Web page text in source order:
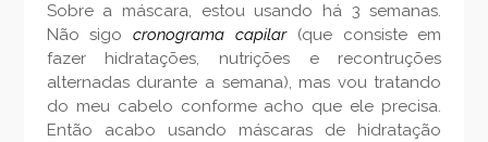
Sobre a máscara, estou usando há 3 semanas.
Não sigocronograma capilar(que consiste em
fazer hidratações, nutrições e recontruções
alternadas durante a semana), mas vou tratando
do meu cabelo conforme acho que ele precisa.
Então acabo usando máscaras de hidratação